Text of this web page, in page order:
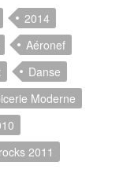
2014
Aéronef
Danse
Moderne
2011